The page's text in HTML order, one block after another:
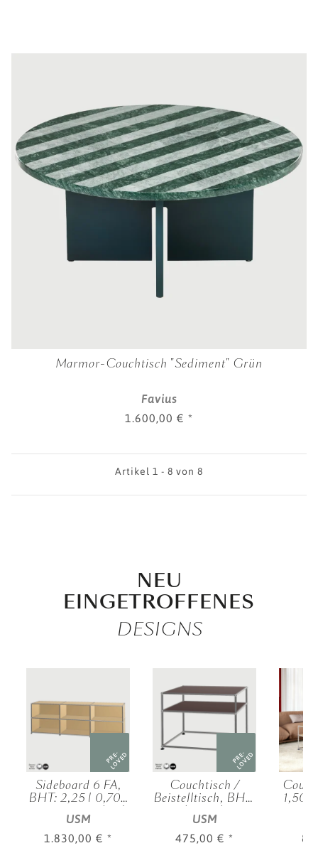
Marmor-Couchtisch "Sediment" Grün
Favius
1.600,00 € *
Artikel 1 - 8 von 8
NEU
EINGETROFFENES
DESIGNS
PRE-
LOVED
Sideboard 6 FA,
BHT: 2,25 | 0,70 |
0,35 m, verschied.
Farben
USM
1.830,00 € *
PRE-
LOVED
Couchtisch /
Beistelltisch, BHT:
0,75 | 0,52 | 0,50
m, verschied.
Farben
USM
475,00 € *
1,50